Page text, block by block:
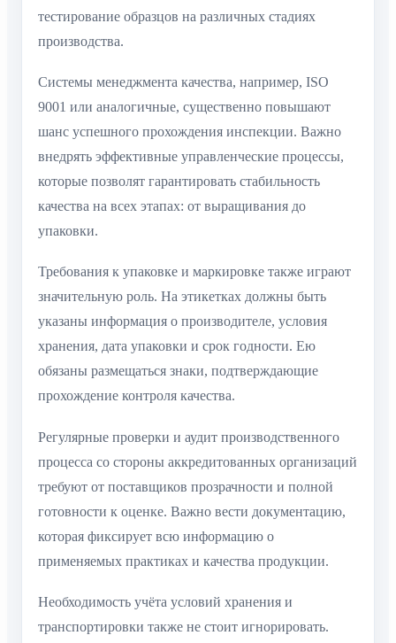
тестирование образцов на различных стадиях
производства.
Системы менеджмента качества, например, ISO
9001 или аналогичные, существенно повышают
шанс успешного прохождения инспекции. Важно
внедрять эффективные управленческие процессы,
которые позволят гарантировать стабильность
качества на всех этапах: от выращивания до
упаковки.
Требования к упаковке и маркировке также играют
значительную роль. На этикетках должны быть
указаны информация о производителе, условия
хранения, дата упаковки и срок годности. Ею
обязаны размещаться знаки, подтверждающие
прохождение контроля качества.
Регулярные проверки и аудит производственного
процесса со стороны аккредитованных организаций
требуют от поставщиков прозрачности и полной
готовности к оценке. Важно вести документацию,
которая фиксирует всю информацию о
применяемых практиках и качества продукции.
Необходимость учёта условий хранения и
транспортировки также не стоит игнорировать.